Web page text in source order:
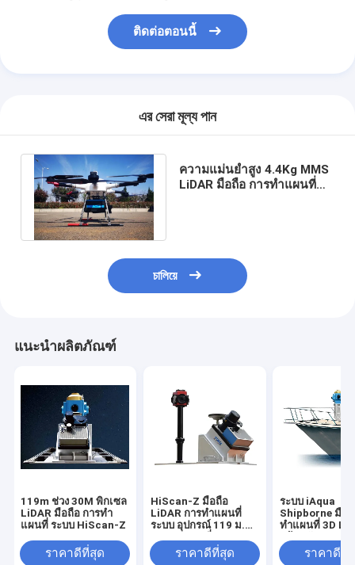
ติดต่อตอนนี้
এর সেরা মূল্য পান
ความแม่นยำสูง 4.4Kg MMS
LiDAR มือถือ การทำแผนที่
চালিয়ে
แนะนำผลิตภัณฑ์
119m ช่วง 30M พิกเซล
LiDAR มือถือ การทำ
แผนที่ ระบบ HiScan-Z
ราคาดีที่สุด
HiScan-Z มือถือ
LiDAR การทำแผนที่
ระบบ อุปกรณ์ 119 ม.
ความแม่นยำ
ราคาดีที่สุด
ระบบ iAqua
Shipborne มือ
ทำแผนที่ 3D
500,000 Pts/วิ
ราคาดีที่